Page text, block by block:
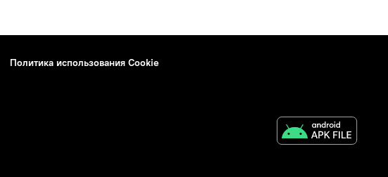
Политика использования Cookie